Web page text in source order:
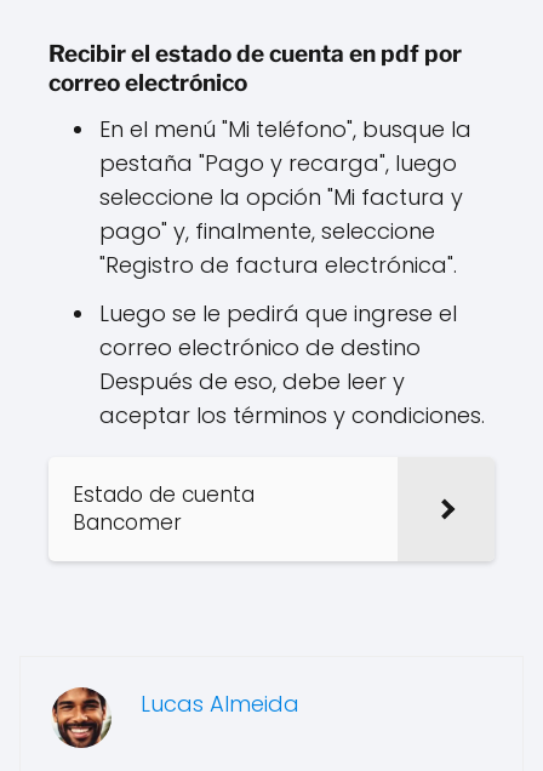
Recibir el estado de cuenta en pdf por
correo electrónico
En el menú "Mi teléfono", busque la
pestaña "Pago y recarga", luego
seleccione la opción "Mi factura y
pago" y, finalmente, seleccione
"Registro de factura electrónica".
Luego se le pedirá que ingrese el
correo electrónico de destino
Después de eso, debe leer y
aceptar los términos y condiciones.
Estado de cuenta
Bancomer
Lucas Almeida